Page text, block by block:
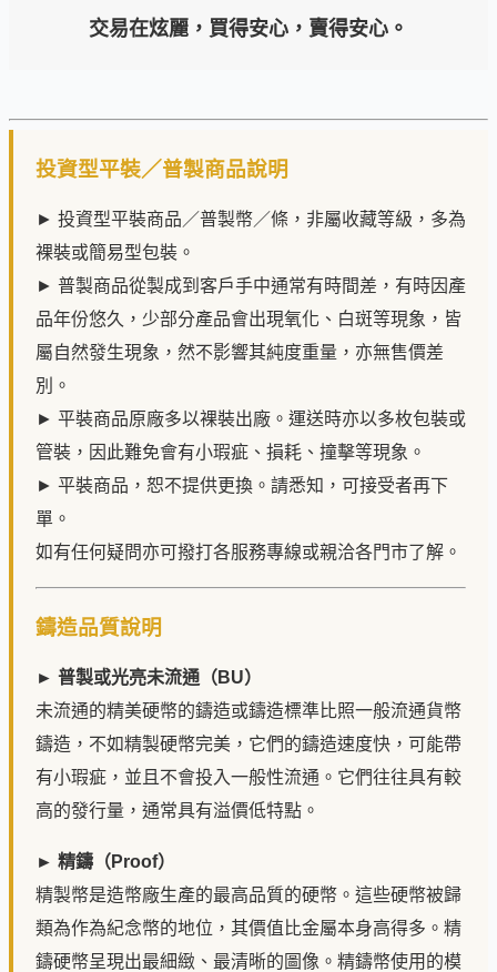
交易在炫麗，買得安心，賣得安心。
投資型平裝／普製商品說明
► 投資型平裝商品／普製幣／條，非屬收藏等級，多為
裸裝或簡易型包裝。
► 普製商品從製成到客戶手中通常有時間差，有時因產
品年份悠久，少部分產品會出現氧化、白斑等現象，皆
屬自然發生現象，然不影響其純度重量，亦無售價差
別。
► 平裝商品原廠多以裸裝出廠。運送時亦以多枚包裝或
管裝，因此難免會有小瑕疵、損耗、撞擊等現象。
► 平裝商品，恕不提供更換。請悉知，可接受者再下
單。
如有任何疑問亦可撥打各服務專線或親洽各門市了解。
鑄造品質說明
► 普製或光亮未流通（BU）
未流通的精美硬幣的鑄造或鑄造標準比照一般流通貨幣
鑄造，不如精製硬幣完美，它們的鑄造速度快，可能帶
有小瑕疵，並且不會投入一般性流通。它們往往具有較
高的發行量，通常具有溢價低特點。
► 精鑄（Proof）
精製幣是造幣廠生產的最高品質的硬幣。這些硬幣被歸
類為作為紀念幣的地位，其價值比金屬本身高得多。精
鑄硬幣呈現出最細緻、最清晰的圖像。精鑄幣使用的模